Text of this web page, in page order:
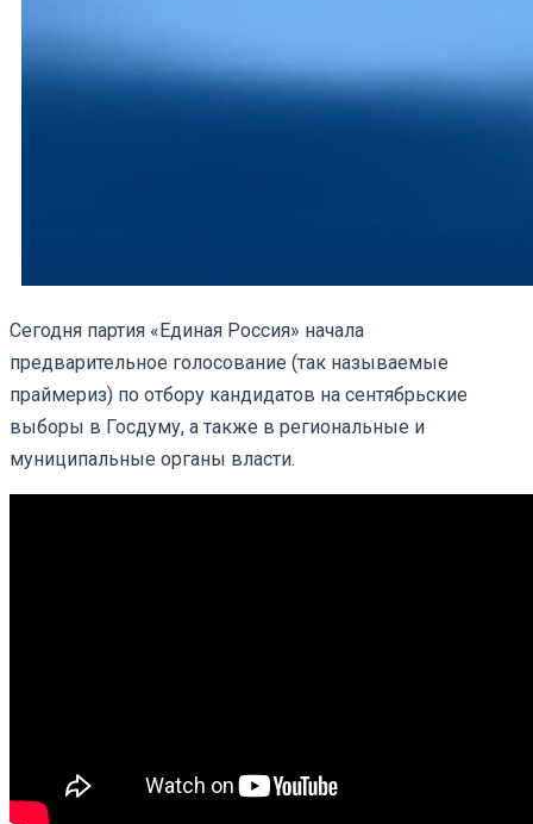
Сегодня партия «Единая Россия» начала
предварительное голосование (так называемые
праймериз) по отбору кандидатов на сентябрьские
выборы в Госдуму, а также в региональные и
муниципальные органы власти.